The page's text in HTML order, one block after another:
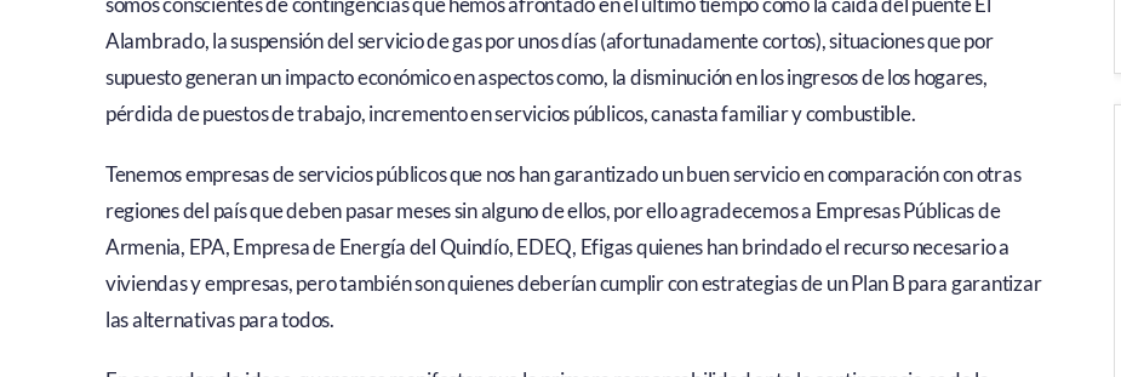
Alambrado, la suspensión del servicio de gas por unos días (afortunadamente cortos), situaciones que por
supuesto generan un impacto económico en aspectos como, la disminución en los ingresos de los hogares,
pérdida de puestos de trabajo, incremento en servicios públicos, canasta familiar y combustible.
Tenemos empresas de servicios públicos que nos han garantizado un buen servicio en comparación con otras
regiones del país que deben pasar meses sin alguno de ellos, por ello agradecemos a Empresas Públicas de
Armenia, EPA, Empresa de Energía del Quindío, EDEQ, Efigas quienes han brindado el recurso necesario a
viviendas y empresas, pero también son quienes deberían cumplir con estrategias de un Plan B para garantizar
las alternativas para todos.